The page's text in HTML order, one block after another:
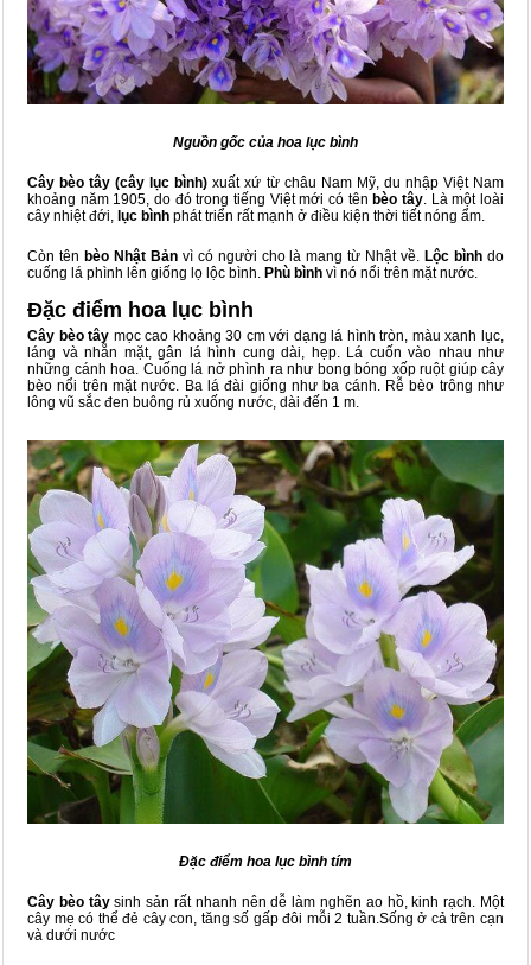
Nguồn gốc của hoa lục bình
Cây bèo tây (cây lục bình) xuất xứ từ châu Nam Mỹ, du nhập Việt Nam
khoảng năm 1905, do đó trong tiếng Việt mới có tên bèo tây. Là một loài
cây nhiệt đới, lục bình phát triển rất mạnh ở điều kiện thời tiết nóng ẩm.
Còn tên bèo Nhật Bảnvì có người cho là mang từ Nhật về. Lộc bình do
cuống lá phình lên giống lọ lộc bình. Phù bình vì nó nổi trên mặt nước.
Đặc điểm hoa lục bình
Cây bèo tây mọc cao khoảng 30 cm với dạng lá hình tròn, màu xanh lục,
láng và nhẵn mặt, gân lá hình cung dài, hẹp. Lá cuốn vào nhau như
những cánh hoa. Cuống lá nở phình ra như bong bóng xốp ruột giúp cây
bèo nổi trên mặt nước. Ba lá đài giống như ba cánh. Rễ bèo trông như
lông vũ sắc đen buông rủ xuống nước, dài đến 1 m.
Đặc điểm hoa lục bình tím
Cây bèo tâysinh sản rất nhanh nên dễ làm nghẽn ao hồ, kinh rạch. Một
cây mẹ có thể đẻ cây con, tăng số gấp đôi mỗi 2 tuần.Sống ở cả trên cạn
và dưới nước